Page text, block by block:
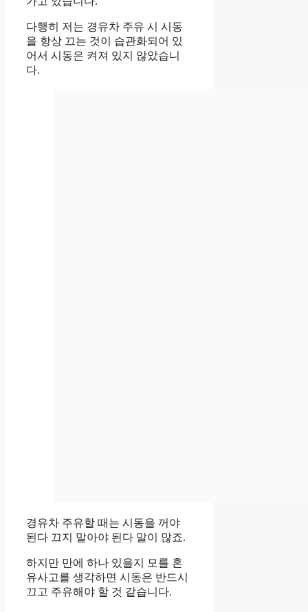
다행히 저는 경유차 주유 시 시동
을 항상 끄는 것이 습관화되어 있
어서 시동은 켜져 있지 않았습니
다.
경유차 주유할 때는 시동을 꺼야
된다 끄지 말아야 된다 말이 많죠.
하지만 만에 하나 있을지 모를 혼
유사고를 생각하면 시동은 반드시
끄고 주유해야 할 것 같습니다.